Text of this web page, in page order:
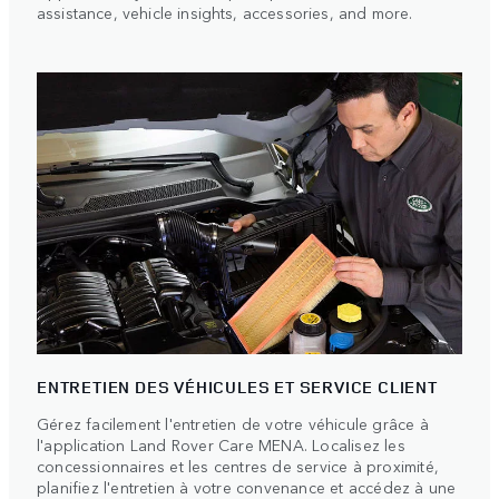
assistance, vehicle insights, accessories, and more.
ENTRETIEN DES VÉHICULES ET SERVICE CLIENT
Gérez facilement l'entretien de votre véhicule grâce à
l'application Land Rover Care MENA. Localisez les
concessionnaires et les centres de service à proximité,
planifiez l'entretien à votre convenance et accédez à une